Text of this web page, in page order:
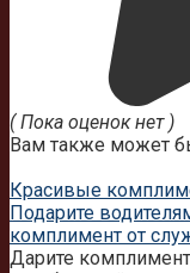
( Пока оценок нет )
Вам также может
Красивые
Подарите
комплимент от
Дарите